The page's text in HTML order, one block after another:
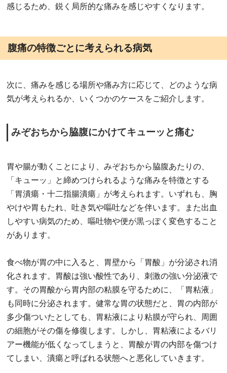
感じるため、鋭く局所的な痛みを感じやすくなります。
腹痛の特徴ごとに考えられる病気
次に、痛みを感じる場所や痛み方に応じて、どのような病
気が考えられるか、いくつかのケースをご紹介します。
みぞおちから脇腹にかけてキューッと痛む
胃や腸が動くことにより、みぞおちから脇腹あたりの、
「キューッ」と締めつけられるような痛みを特徴とする
「胃潰瘍・十二指腸潰瘍」が考えられます。いずれも、胸
やけや胃もたれ、吐き気や嘔吐などを伴います。また出血
しやすい病気のため、嘔吐物や便が黒っぽく変色すること
があります。
食べ物が胃の中に入ると、胃壁から「胃酸」が分泌され消
化されます。胃酸は強い酸性であり、刺激の強い分泌液で
す。その胃酸から胃内部の粘膜を守るために、「胃粘液」
も同時に分泌されます。健常な胃の状態だと、胃の内部が
多少傷ついたとしても、胃粘液により粘膜が守られ、周囲
の細胞がその傷を修復します。しかし、胃粘液によるバリ
アー機能が低くなってしまうと、胃酸が胃の内部を傷つけ
てしまい、潰瘍と呼ばれる状態へと悪化していきます。